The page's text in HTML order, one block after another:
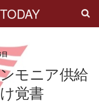
モニア供給
覚書